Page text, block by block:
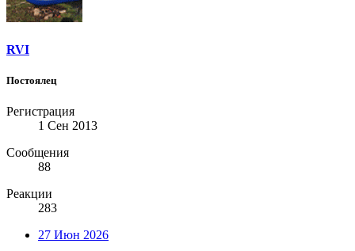
RVI
Постоялец
Регистрация
1 Сен 2013
Сообщения
88
Реакции
283
27 Июн 2026